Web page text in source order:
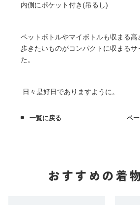
内側にポケット付き(吊るし)
ペットボトルやマイボトルも収まる高
歩きたいものがコンパクトに収まるサ
た。
日々是好日でありますように。
一覧に戻る ペ
おすすめの着物